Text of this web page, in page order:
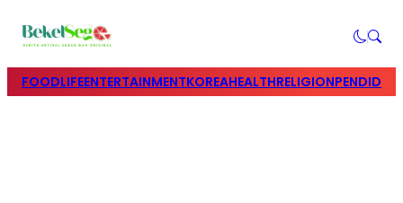
FOODLIFEENTERTAINMENTKOREAHEALTHRELIGION